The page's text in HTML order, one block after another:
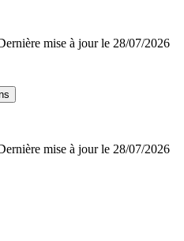
mise à jour le 28/07/2026
mise à jour le 28/07/2026